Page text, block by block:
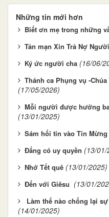
Những tin mới hơn
Biết ơn mẹ trong những
Tản mạn Xin Trả Nợ Người
Ký ức người cha (16/06/
Thánh ca Phụng vụ -
(17/05/2026)
Mỗi người được hưởng
(13/01/2025)
Sám hối tin vào Tin Mừng
Đấng có uy quyền (13/01/
Nhớ Tết quê (13/01/2025)
Đến với Giêsu (13/01/
Làm thế nào chống lại
(14/01/2025)